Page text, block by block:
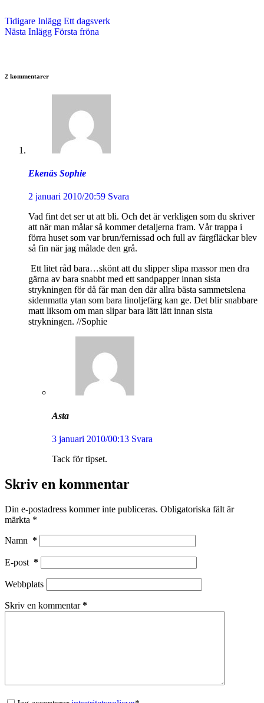
Tidigare Inlägg Ett dagsverk
Nästa Inlägg Första fröna
2 kommentarer
Ekenäs Sophie
2 januari 2010/20:59 Svara
Vad fint det ser ut att bli. Och det är verkligen som du skriver
att när man målar så kommer detaljerna fram. Vår trappa i
förra huset som var brun/fernissad och full av färgfläckar blev
så fin när jag målade den grå.
Ett litet råd bara…skönt att du slipper slipa massor men dra
gärna av bara snabbt med ett sandpapper innan sista
strykningen för då får man den där allra bästa sammetslena
sidenmatta ytan som bara linoljefärg kan ge. Det blir snabbare
matt liksom om man slipar bara lätt lätt innan sista
strykningen. //Sophie
Asta
3 januari 2010/00:13 Svara
Tack för tipset.
Skriv en kommentar
Din e-postadress kommer inte publiceras. Obligatoriska fält är
märkta *
Namn *
E-post *
Webbplats
Skriv en kommentar*